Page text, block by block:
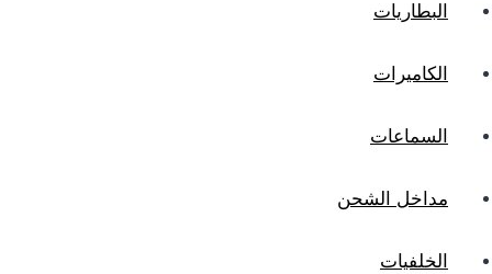
البطاريات
الكاميرات
السماعات
مداخل الشحن
الخلفيات